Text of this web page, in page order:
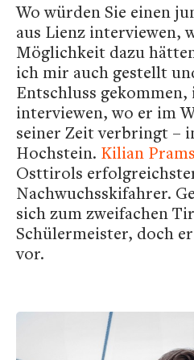
Wo würden Sie einen
aus Lienz interviewen,
Möglichkeit dazu
ich mir auch gestellt
Entschluss
interviewen, wo er im
seiner Zeit verbringt –
Hochstein. Kilian
Osttirols
Nachwuchsskifahrer.
sich zum zweifachen
Schülermeister, doch
vor.